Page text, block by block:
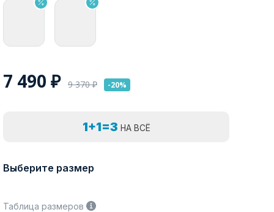
7 490 ₽ 9 370₽ -20%
1+1=3 НА ВСЁ
Выберите размер
Таблица размеров